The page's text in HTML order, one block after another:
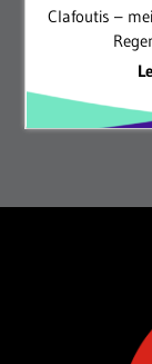
Clafoutis –